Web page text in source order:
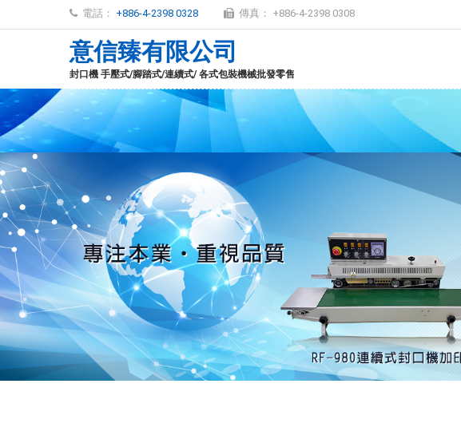
電話： +886-4-2398 0328 傳真： +886-4-2398 0308
意信臻有限公司
封口機 手壓式/腳踏式/連續式/ 各式包裝機械批發零售